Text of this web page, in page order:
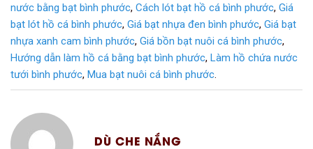
nước bằng bạt bình phước, Cách lót bạt hồ cá bình phước, Giá
bạt lót hồ cá bình phước, Giá bạt nhựa đen bình phước, Giá bạt
nhựa xanh cam bình phước, Giá bồn bạt nuôi cá bình phước,
Hướng dẫn làm hồ cá bằng bạt bình phước, Làm hồ chứa nước
tưới bình phước, Mua bạt nuôi cá bình phước
DÙ CHE NẮNG